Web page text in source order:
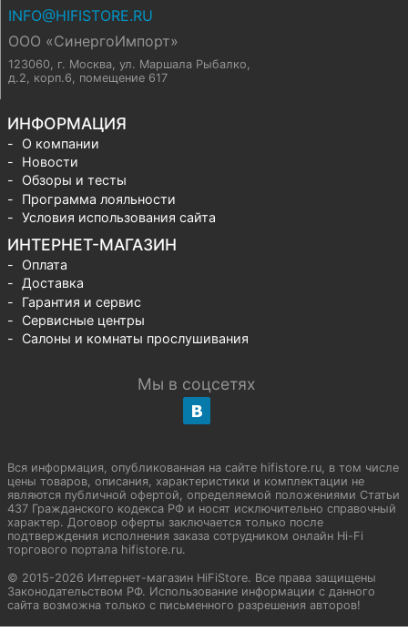
INFO@HIFISTORE.RU
ООО «СинергоИмпорт»
123060, г. Москва ул. Маршала Рыбалко,
д.2, корп.6, помещение 617
ИНФОРМАЦИЯ
О компании
Новости
Обзоры и тесты
Программа лояльности
Условия использования сайта
ИНТЕРНЕТ-МАГАЗИН
Оплата
Доставка
Гарантия и сервис
Сервисные центры
Салоны и комнаты прослушивания
Мы в соцсетях
Вся информация, опубликованная на сайте hifistore.ru, в том числе
цены товаров, описания, характеристики и комплектации не
являются публичной офертой, определяемой положениями Статьи
437 Гражданского кодекса РФ и носят исключительно справочный
характер. Договор оферты заключается только после
подтверждения исполнения заказа сотрудником онлайн Hi-Fi
торгового портала hifistore.ru.
© 2015-2026 Интернет-магазин HiFiStore. Все права защищены
Законодательством РФ. Использование информации с данного
сайта возможна только с письменного разрешения авторов!